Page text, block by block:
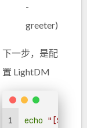
-
greeter)
下一步，是配
置 LightDM
1
echo